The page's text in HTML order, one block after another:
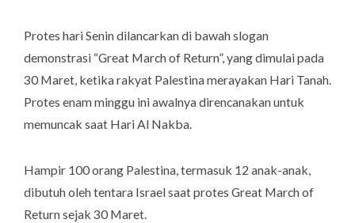
Protes hari Senin dilancarkan di bawah slogan
demonstrasi “Great March of Return”, yang dimulai pada
30 Maret, ketika rakyat Palestina merayakan Hari Tanah.
Protes enam minggu ini awalnya direncanakan untuk
memuncak saat Hari Al Nakba.
Hampir 100 orang Palestina, termasuk 12 anak-anak,
dibutuh oleh tentara Israel saat protes Great March of
Returnsejak 30 Maret.